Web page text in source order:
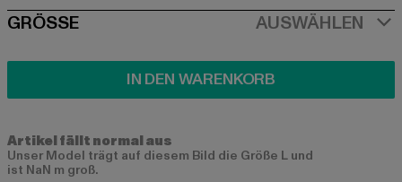
SIZE
GRÖSSE AUSWÄHLEN
IN DEN WARENKORB
Artikel fällt normal aus
Unser Model trägt auf diesem Bild die Größe L und
ist NaN m groß.